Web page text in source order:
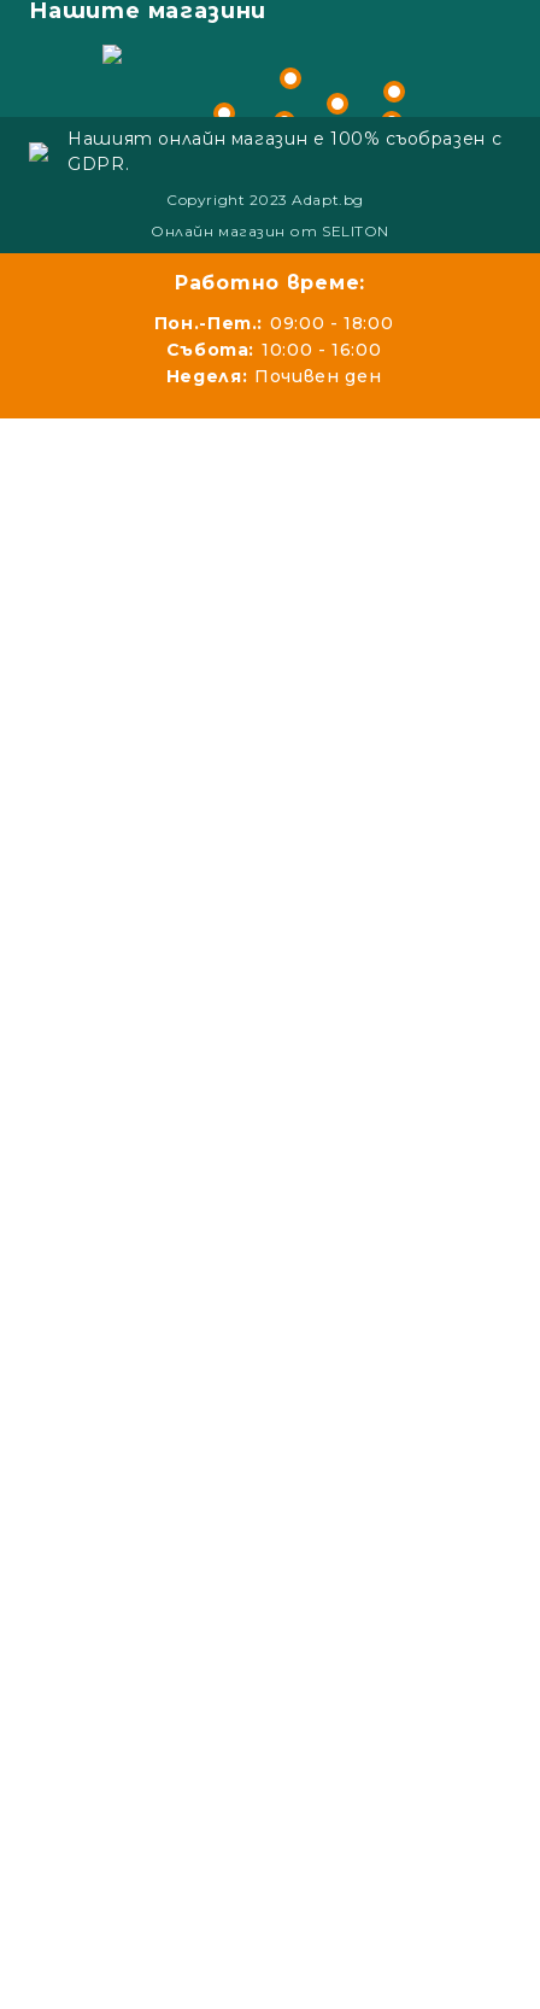
Нашите магазини
Нашият онлайн магазин е 100% съобразен с
GDPR.
Copyright 2023 Adapt.bg
Онлайн магазин от SELITON
Работно време:
Пон.-Пет.: 09:00 - 18:00
Събота: 10:00 - 16:00
Неделя: Почивен ден